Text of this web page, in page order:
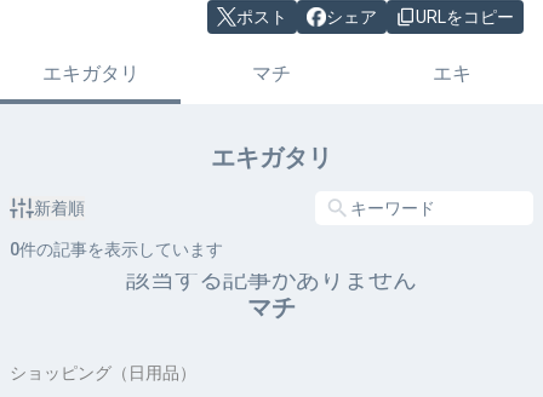
ポスト シェア URLをコピー
エキガタリ マチ エキ
エキガタリ
新着順
0件の記事を表示しています
該当する記事がありません
マチ
ショッピング（日用品）